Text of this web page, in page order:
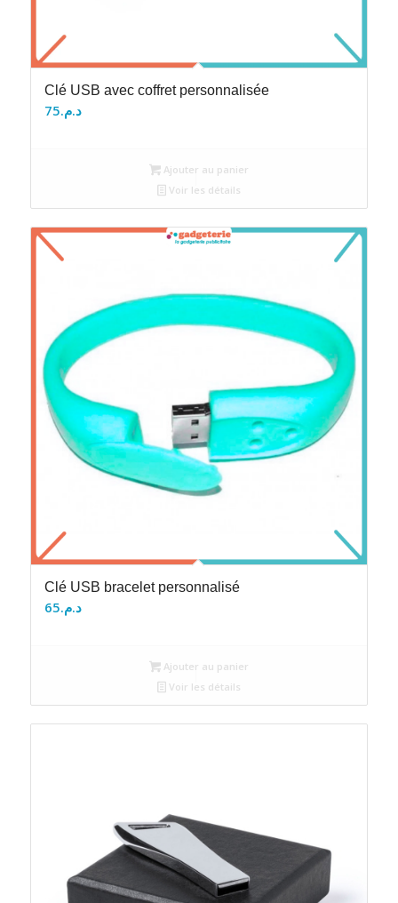
Clé USB avec coffret personnalisée
د.م.75
Ajouter au panier
Voir les détails
Clé USB bracelet personnalisé
د.م.65
Ajouter au panier
Voir les détails